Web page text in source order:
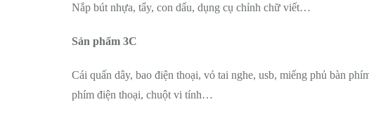
Nắp bút nhựa, tẩy, con dấu, dụng cụ chỉnh chữ viết…
Sản phẩm 3C
Cái quấn dây, bao điện thoại, vỏ tai nghe, usb, miếng phủ bàn
phím điện thoại, chuột vi tính…